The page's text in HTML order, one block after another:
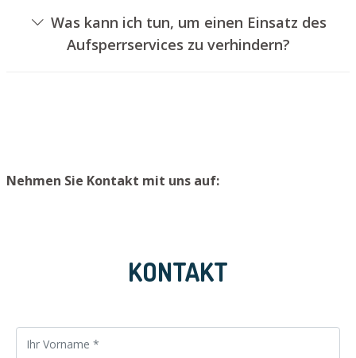
kann jedoch normalerweise nicht erfolgen, ohne das
Türschloss aufzubohren. Wir bauen Ihnen jedoch einen
neuen Türzylinder ein, sodass die Tür wieder
Was kann ich tun, um einen Einsatz des
Aufsperrservices zu verhindern?
Nehmen Sie Kontakt mit uns auf:
KONTAKT